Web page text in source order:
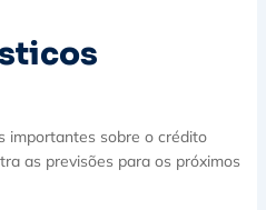
importantes sobre o crédito
as previsões para os próximos